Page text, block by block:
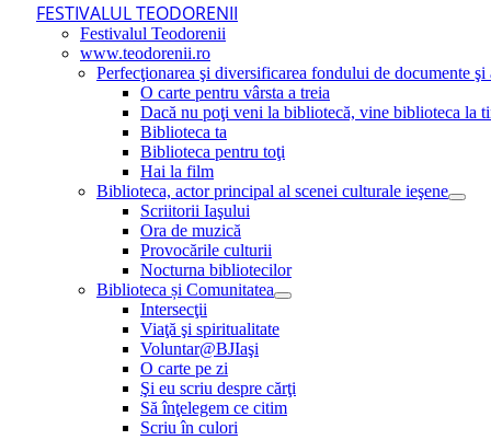
FESTIVALUL TEODORENII
Festivalul Teodorenii
www.teodorenii.ro
Perfecţionarea şi diversificarea fondului de documente
O carte pentru vârsta a treia
Dacă nu poţi veni la bibliotecă, vine biblioteca la
Biblioteca ta
Biblioteca pentru toţi
Hai la film
Biblioteca, actor principal al scenei culturale ieşene
Scriitorii Iaşului
Ora de muzică
Provocările culturii
Nocturna bibliotecilor
Biblioteca și Comunitatea
Intersecţii
Viaţă şi spiritualitate
Voluntar@BJIaşi
O carte pe zi
Şi eu scriu despre cărţi
Să înţelegem ce citim
Scriu în culori